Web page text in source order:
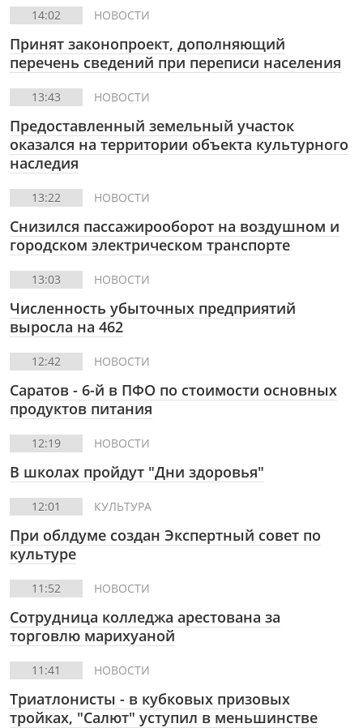
14:02 НОВОСТИ
Принят законопроект, дополняющий
перечень сведений при переписи населения
13:43 НОВОСТИ
Предоставленный земельный участок
оказался на территории объекта культурного
наследия
13:22 НОВОСТИ
Снизился пассажирооборот на воздушном и
городском электрическом транспорте
13:03 НОВОСТИ
Численность убыточных предприятий
выросла на 462
12:42 НОВОСТИ
Cаратов - 6-й в ПФО по стоимости основных
продуктов питания
12:19 НОВОСТИ
В школах пройдут "Дни здоровья"
12:01 КУЛЬТУРА
При облдуме создан Экспертный совет по
культуре
11:52 НОВОСТИ
Сотрудница колледжа арестована за
торговлю марихуаной
11:41 НОВОСТИ
Триатлонисты - в кубковых призовых
тройках, "Салют" уступил в меньшинстве